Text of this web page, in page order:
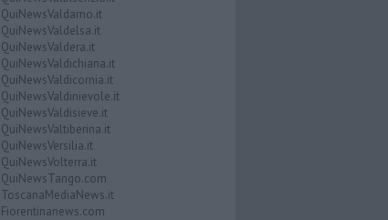
QuiNewsValdarno.it
QuiNewsValdelsa.it
QuiNewsValdera.it
QuiNewsValdichiana.it
QuiNewsValdicornia.it
QuiNewsValdinievole.it
QuiNewsValdisieve.it
QuiNewsValtiberina.it
QuiNewsVersilia.it
QuiNewsVolterra.it
QuiNewsTango.com
ToscanaMediaNews.it
Fiorentinanews.com